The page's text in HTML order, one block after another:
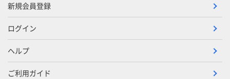
新規会員登録
ログイン
ヘルプ
ご利用ガイド